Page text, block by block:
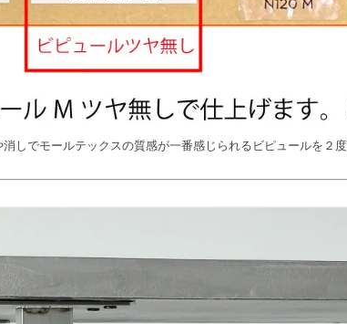
しでモールテックスの質感が一番感じられるビピュールを２